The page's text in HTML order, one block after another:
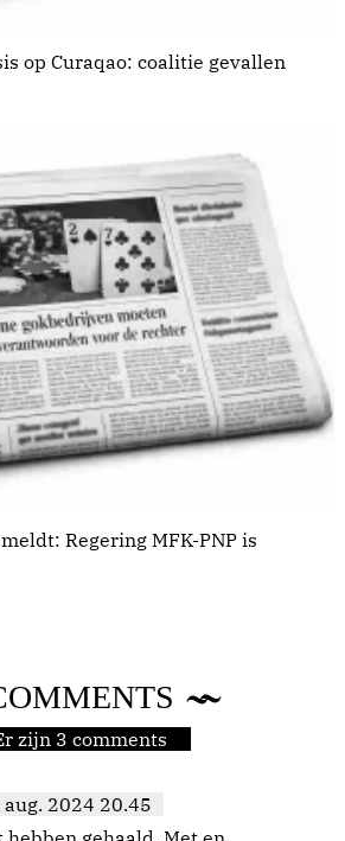
op Curaqao: coalitie gevallen
Regering MFK-PNP is
zijn 3 comments
aug. 2024 20.45